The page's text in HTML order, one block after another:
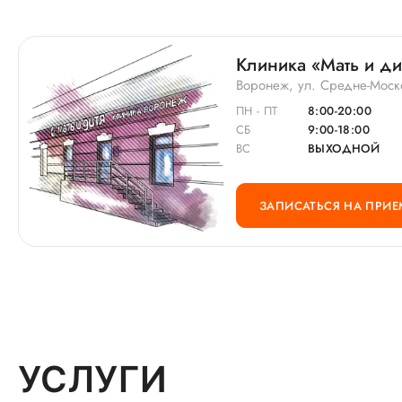
специально выбрала врача в клинике "Мать и
дитя", а к самому доктору, можно сказать, решила
записаться случайно, ориентируясь просто на
удобное время приёма.
Клиника «Мать и
Воронеж, ул. Средне-
ПН - ПТ
8:00-20:00
СБ
9:00-18:00
ВС
ВЫХОДНОЙ
ЗАПИСАТЬСЯ НА
УСЛУГИ